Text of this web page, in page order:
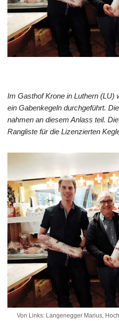
Im Gasthof Krone in Luthern (LU)
ein Gabenkegeln durchgeführt.
nahmen an diesem Anlass teil.
Rangliste für die Lizenzierten
Von Links: Langenegger Marius,